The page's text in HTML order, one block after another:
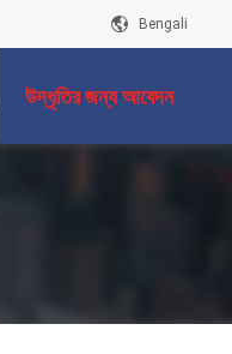
Bengali
উদ্ধৃতির জন্য আবেদন